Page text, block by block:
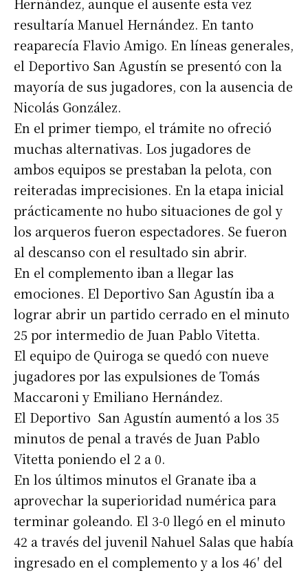
Hernández, aunque el ausente esta vez
resultaría Manuel Hernández. En tanto
reaparecía Flavio Amigo. En líneas generales,
el Deportivo San Agustín se presentó con la
mayoría de sus jugadores, con la ausencia de
Nicolás González.
En el primer tiempo, el trámite no ofreció
muchas alternativas. Los jugadores de
ambos equipos se prestaban la pelota, con
reiteradas imprecisiones. En la etapa inicial
prácticamente no hubo situaciones de gol y
los arqueros fueron espectadores. Se fueron
al descanso con el resultado sin abrir.
En el complemento iban a llegar las
emociones. El Deportivo San Agustín iba a
lograr abrir un partido cerrado en el minuto
25 por intermedio de Juan Pablo Vitetta.
El equipo de Quiroga se quedó con nueve
jugadores por las expulsiones de Tomás
Maccaroni y Emiliano Hernández.
El Deportivo San Agustín aumentó a los 35
minutos de penal a través de Juan Pablo
Vitetta poniendo el 2 a 0.
En los últimos minutos el Granate iba a
aprovechar la superioridad numérica para
terminar goleando. El 3-0 llegó en el minuto
42 a través del juvenil Nahuel Salas que había
ingresado en el complemento y a los 46′ del